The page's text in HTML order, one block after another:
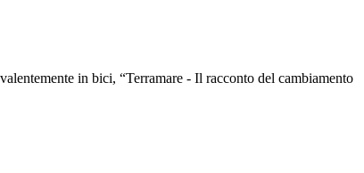
in bici, “Terramare - Il racconto del cambiamento